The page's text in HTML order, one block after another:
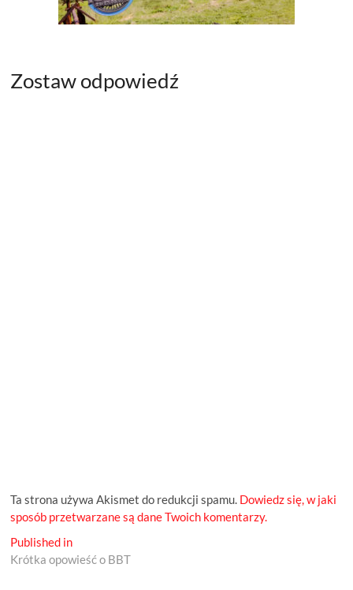
Zostaw odpowiedź
Ta strona używa Akismet do redukcji spamu. Dowiedz się, w jaki
sposób przetwarzane są dane Twoich komentarzy.
Nawigacja
wpisu
Published in
Krótka opowieść o BBT